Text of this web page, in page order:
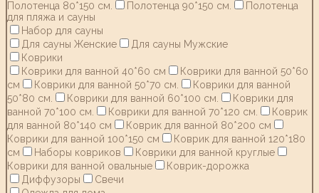
Полотенца 80*150 см.
Полотенца 90*150 см.
Полотенца
для пляжа и сауны
Набор для сауны
Для сауны Женские
Для сауны Мужские
Коврики
Коврики для ванной 40*60 см
Коврики для ванной 50*60
см
Коврики для ванной 50*70 см.
Коврики для ванной
50*80 см.
Коврики для ванной 60*100 см.
Коврики для
ванной 70*100 см.
Коврики для ванной 70*120 см.
Коврик
для ванной 80*140 см
Коврик для ванной 80*200 см
Коврики для ванной 100*150 см
Коврик для ванной 120*180
см
Наборы ковриков
Коврики для ванной круглые
Коврики для ванной овальные
Коврик-дорожка
Диффузоры
Свечи